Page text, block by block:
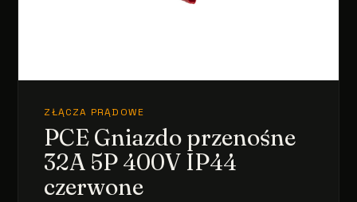
ZŁĄCZA PRĄDOWE
PCE Gniazdo przenośne
32A 5P 400V IP44
czerwone